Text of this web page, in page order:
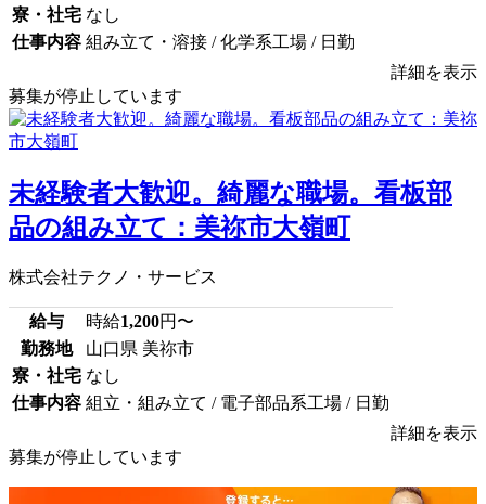
寮・社宅 なし
仕事内容 組み立て・溶接 / 化学系工場 / 日勤
詳細を表示
募集が停止しています
未経験者大歓迎。綺麗な職場。看板部
品の組み立て：美祢市大嶺町
株式会社テクノ・サービス
給与 時給1,200円〜
勤務地
山口県 美祢市
寮・社宅 なし
仕事内容 組立・組み立て / 電子部品系工場 / 日勤
詳細を表示
募集が停止しています